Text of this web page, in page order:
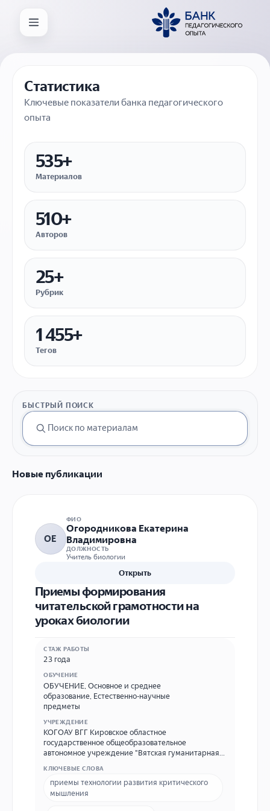
Статистика
Ключевые показатели банка педагогического
опыта
535+
Материалов
510+
Авторов
25+
Рубрик
1 455+
Тегов
БЫСТРЫЙ ПОИСК
Новые публикации
ОЕ
ФИО
Огородникова Екатерина
Владимировна
ДОЛЖНОСТЬ
Учитель биологии
Открыть
Приемы формирования
читательской грамотности на
уроках биологии
СТАЖ РАБОТЫ
23 года
ОБУЧЕНИЕ
ОБУЧЕНИЕ ,Основное и среднее
образование Естественно-научные
предметы
УЧРЕЖДЕНИЕ
КОГОАУ ВГГ Кировское областное
государственное общеобразовательное
автономное учреждение "Вятская гуманитарная
языка" 610000, г. Киров, ул. Свободы, 76 Тел: 64-
82-31. Электронная почта vhg@vhg.ru
КЛЮЧЕВЫЕ СЛОВА
приемы технологии развития критического
мышления